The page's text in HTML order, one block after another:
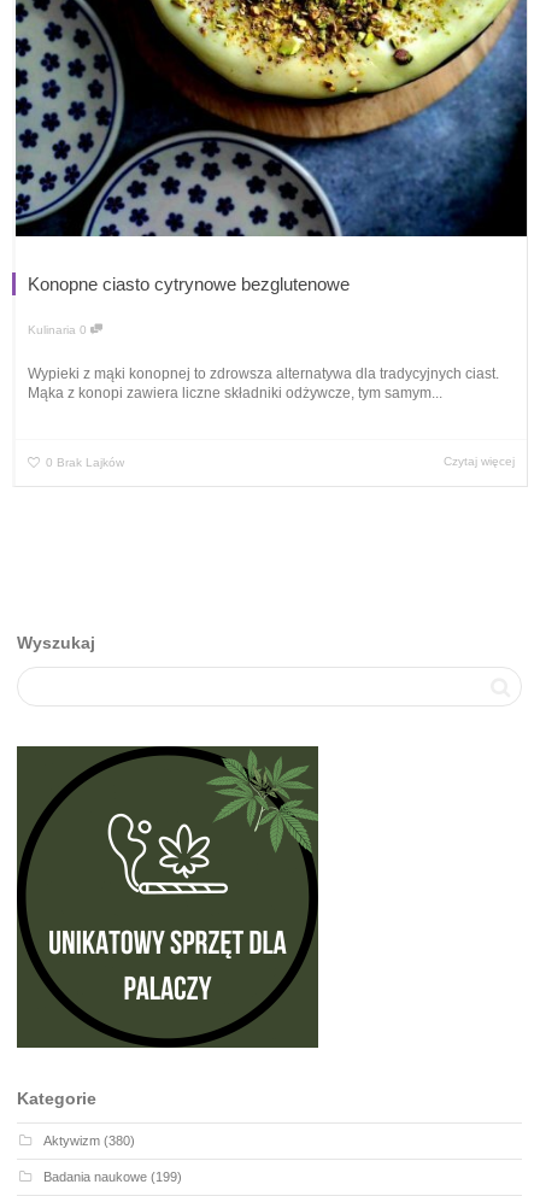
Konopne ciasto cytrynowe bezglutenowe
Kulinaria 0
Wypieki z mąki konopnej to zdrowsza alternatywa dla tradycyjnych ciast.
Mąka z konopi zawiera liczne składniki odżywcze, tym samym...
0 Brak Lajków Czytaj więcej
Wyszukaj
Kategorie
Aktywizm (380)
Badania naukowe (199)